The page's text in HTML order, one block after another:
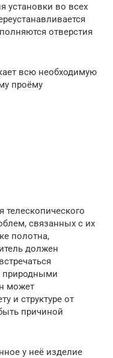
установки во всех
отверстия
всю необходимую
проёму
связанных с их
полотна,
должен
природными
может
и структуре от
причиной
у неё изделие